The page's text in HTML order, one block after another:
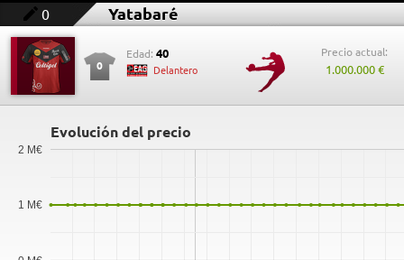
0 Yatabaré
0
Edad: 40
Delantero
Precio actual:
1.000.000 €
Evolución del precio
1 M€
2 M€